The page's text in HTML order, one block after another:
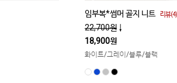
임부복*썸머 골지 니트 리뷰(4)
22,700원 ↓
18,900원
화이트/그레이/블루/블랙